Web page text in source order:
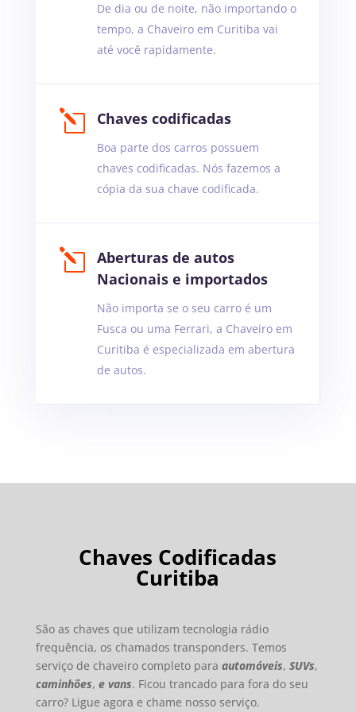
De dia ou de noite, não importando o
tempo, a Chaveiro em Curitiba vai
até você rapidamente.
l Chaves codificadas
Boa parte dos carros possuem
chaves codificadas. Nós fazemos a
cópia da sua chave codificada.
l
Aberturas de autos
Nacionais e importados
Não importa se o seu carro é um
Fusca ou uma Ferrari, a Chaveiro em
Curitiba é especializada em abertura
de autos.
Chaves Codificadas
Curitiba
São as chaves que utilizam tecnologia rádio
frequência, os chamados transponders. Temos
serviço de chaveiro completo para automóveis, SUVs,
caminhões, e vans. Ficou trancado para fora do seu
carro? Ligue agora e chame nosso serviço.